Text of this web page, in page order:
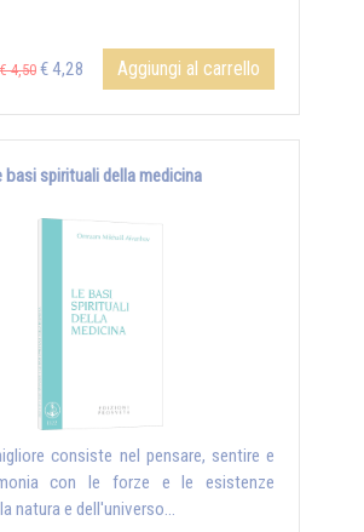
€ 4,50 € 4,28 Aggiungi al carrello
basi spirituali della medicina
consiste nel pensare, sentire e
con le forze e le esistenze
natura e dell'universo...